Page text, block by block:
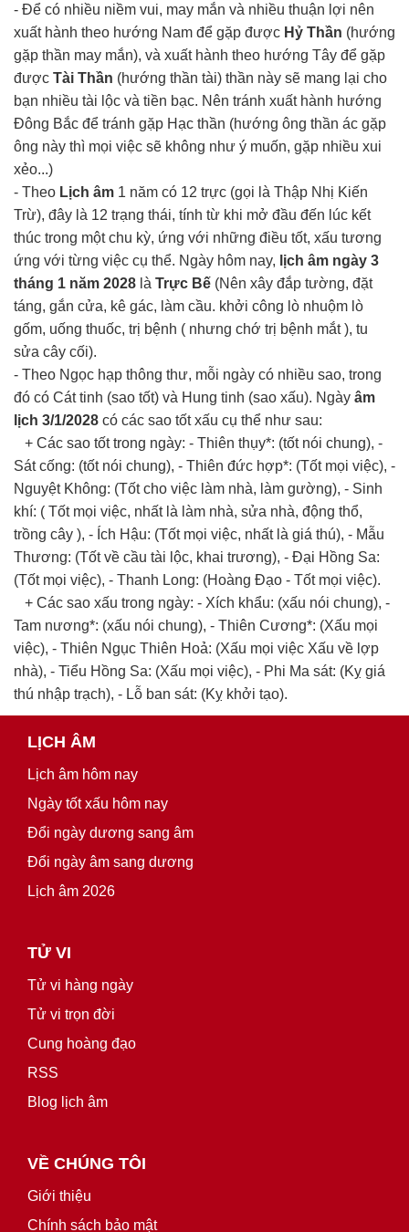
- Để có nhiều niềm vui, may mắn và nhiều thuận lợi nên
xuất hành theo hướng Nam để gặp được Hỷ Thần (hướng
gặp thần may mắn), và xuất hành theo hướng Tây để gặp
được Tài Thần (hướng thần tài) thần này sẽ mang lại cho
bạn nhiều tài lộc và tiền bạc. Nên tránh xuất hành hướng
Đông Bắc để tránh gặp Hạc thần (hướng ông thần ác gặp
ông này thì mọi việc sẽ không như ý muốn, gặp nhiều xui
xẻo...)
- Theo Lịch âm 1 năm có 12 trực (gọi là Thập Nhị Kiến
Trừ), đây là 12 trạng thái, tính từ khi mở đầu đến lúc kết
thúc trong một chu kỳ, ứng với những điều tốt, xấu tương
ứng với từng việc cụ thể. Ngày hôm nay, lịch âm ngày 3
tháng 1 năm 2028 là Trực Bế (Nên xây đắp tường, đặt
táng, gắn cửa, kê gác, làm cầu. khởi công lò nhuộm lò
gốm, uống thuốc, trị bệnh ( nhưng chớ trị bệnh mắt ), tu
sửa cây cối).
- Theo Ngọc hạp thông thư, mỗi ngày có nhiều sao, trong
đó có Cát tinh (sao tốt) và Hung tinh (sao xấu). Ngày âm
lịch 3/1/2028 có các sao tốt xấu cụ thể như sau:
+ Các sao tốt trong ngày: - Thiên thụy*: (tốt nói chung), -
Sát cống: (tốt nói chung), - Thiên đức hợp*: (Tốt mọi việc), -
Nguyệt Không: (Tốt cho việc làm nhà, làm gường), - Sinh
khí: ( Tốt mọi việc, nhất là làm nhà, sửa nhà, động thổ,
trồng cây ), - Ích Hậu: (Tốt mọi việc, nhất là giá thú), - Mẫu
Thương: (Tốt về cầu tài lộc, khai trương), - Đại Hồng Sa:
(Tốt mọi việc), - Thanh Long: (Hoàng Đạo - Tốt mọi việc).
+ Các sao xấu trong ngày: - Xích khẩu: (xấu nói chung), -
Tam nương*: (xấu nói chung), - Thiên Cương*: (Xấu mọi
việc), - Thiên Ngục Thiên Hoả: (Xấu mọi việc Xấu về lợp
nhà), - Tiểu Hồng Sa: (Xấu mọi việc), - Phi Ma sát: (Kỵ giá
thú nhập trạch), - Lỗ ban sát: (Kỵ khởi tạo).
LỊCH ÂM
Lịch âm hôm nay
Ngày tốt xấu hôm nay
Đổi ngày dương sang âm
Đổi ngày âm sang dương
Lịch âm 2026
TỬ VI
Tử vi hàng ngày
Tử vi trọn đời
Cung hoàng đạo
RSS
Blog lịch âm
VỀ CHÚNG TÔI
Giới thiệu
Chính sách bảo mật